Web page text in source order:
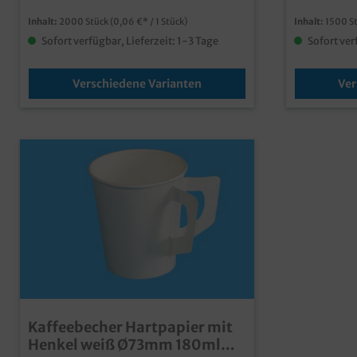
Inhalt: 2000 Stück (0,06 €* / 1 Stück)
Sofort verfügbar, Lieferzeit: 1-3 Tage
Verschiedene Varianten
"Mountain
Auf Grund
können
Coffee to
Inhalt: 1500
Sofort
Kaffeebecher Hartpapier mit
Henkel weiß Ø73mm 180ml